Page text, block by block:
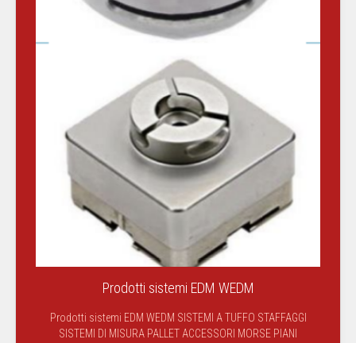
Prodotti sistemi EDM WEDM
Prodotti sistemi EDM WEDM SISTEMI A TUFFO STAFFAGGI
SISTEMI DI MISURA PALLET ACCESSORI MORSE PIANI